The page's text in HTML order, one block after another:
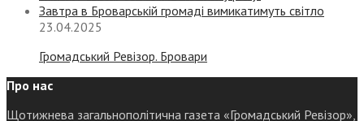
Завтра в Броварській громаді вимикатимуть світло
23.04.2025
Громадський Ревізор. Бровари
Про нас
Щотижнева загальнополітична газета «Громадський Ревізор»,